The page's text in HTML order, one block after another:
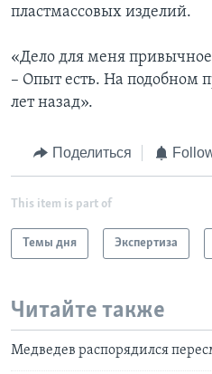
пластмассовых изделий.
«Дело для меня
– Опыт есть. На подобном
лет назад».
Поделиться
This item is part of
Темы дня Экспертиза
Читайте также
Медведев распорядился